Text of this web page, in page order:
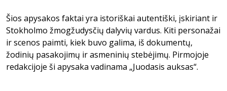
Šios apysakos faktai yra istoriškai autentiški, įskiriant ir
Stokholmo žmogžudysčių dalyvių vardus. Kiti personažai
ir scenos paimti, kiek buvo galima, iš dokumentų,
žodinių pasakojimų ir asmeninių stebėjimų. Pirmojoje
redakcijoje ši apysaka vadinama „Juodasis auksas“.